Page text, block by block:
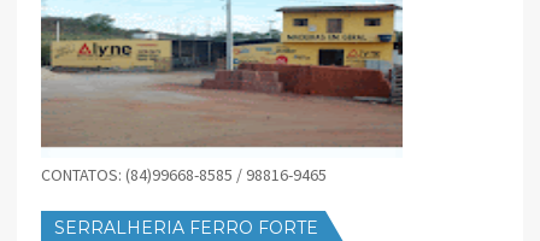
CONTATOS: (84)99668-8585 / 98816-9465
SERRALHERIA FERRO FORTE